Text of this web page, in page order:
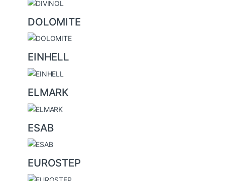
DOLOMITE
EINHELL
ELMARK
ESAB
EUROSTEP